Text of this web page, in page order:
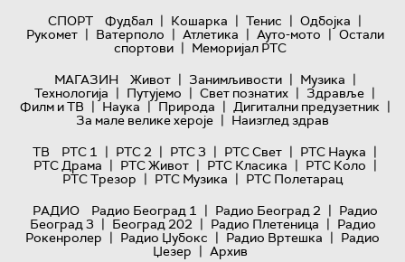
СПОРТ
Фудбал | Кошарка | Тенис | Одбојка |
Рукомет | Ватерполо | Атлетика | Ауто-мото | Остали
спортови | Меморијал РТС
МАГАЗИН
Живот | Занимљивости | Музика |
Технологијa | Путујемо | Свет познатих | Здравље |
Филм и ТВ | Наука | Природа | Дигитални предузетник |
За мале велике хероје | Наизглед здрав
ТВ
РТС 1 | РТС 2 | РТС 3 | РТС Свет | РТС Наука |
РТС Драма | РТС Живот | РТС Класика | РТС Коло |
РТС Трезор | РТС Музика | РТС Полетарац
РАДИО
Радио Београд 1 | Радио Београд 2 | Радио
Београд 3 | Београд 202 | Радио Плетеница | Радио
Рокенролер | Радио Џубокс | Радио Вртешка | Радио
Џезер | Архив